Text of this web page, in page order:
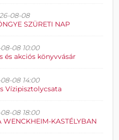
08-08
SZÜRETI NAP
08 10:00
és akciós könyvvásár
08 14:00
Vízipisztolycsata
08 18:00
WENCKHEIM-KASTÉLYBAN